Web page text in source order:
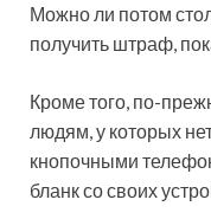
Можно ли потом
получить штраф,
Кроме того, по-
людям, у которых
кнопочными
бланк со своих